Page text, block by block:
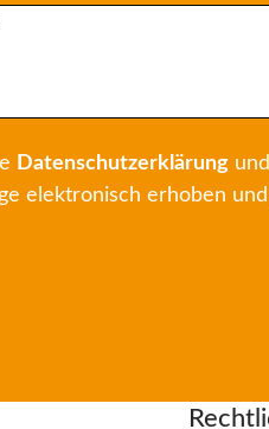
Datenschutzerklärung
elektronisch erhoben